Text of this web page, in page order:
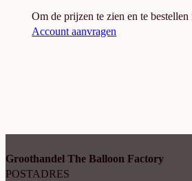
Om de prijzen te zien en te
Account aanvragen
Groothandel The Balloon Factory
POSTADRES